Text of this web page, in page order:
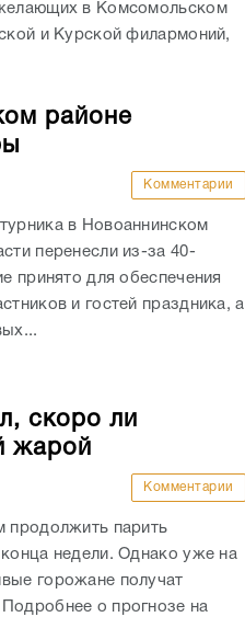
в Комсомольском
и Курской филармоний,
районе
Комментарии
в Новоаннинском
перенесли из-за 40-
принято для обеспечения
и гостей праздника, а
скоро ли
жарой
Комментарии
продолжить парить
недели. Однако уже на
горожане получат
о прогнозе на